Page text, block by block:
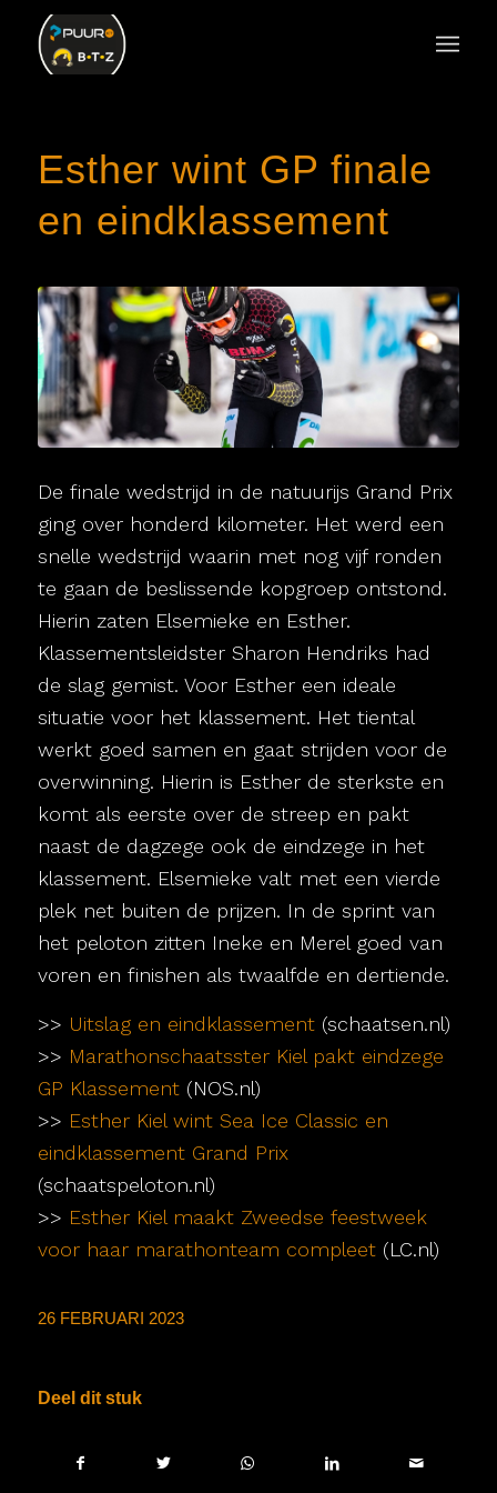
Esther wint GP finale
en eindklassement
De finale wedstrijd in de natuurijs Grand Prix
ging over honderd kilometer. Het werd een
snelle wedstrijd waarin met nog vijf ronden
te gaan de beslissende kopgroep ontstond.
Hierin zaten Elsemieke en Esther.
Klassementsleidster Sharon Hendriks had
de slag gemist. Voor Esther een ideale
situatie voor het klassement. Het tiental
werkt goed samen en gaat strijden voor de
overwinning. Hierin is Esther de sterkste en
komt als eerste over de streep en pakt
naast de dagzege ook de eindzege in het
klassement. Elsemieke valt met een vierde
plek net buiten de prijzen. In de sprint van
het peloton zitten Ineke en Merel goed van
voren en finishen als twaalfde en dertiende.
>> Uitslag en eindklassement(schaatsen.nl)
>> Marathonschaatsster Kiel pakt eindzege
GP Klassement(NOS.nl)
>> Esther Kiel wint Sea Ice Classic en
eindklassement Grand Prix
(schaatspeloton.nl)
>> Esther Kiel maakt Zweedse feestweek
voor haar marathonteam compleet(LC.nl)
26 FEBRUARI 2023
Deel dit stuk